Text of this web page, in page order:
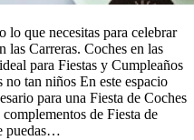
lo que necesitas para celebrar
las Carreras. Coches en las
para Fiestas y Cumpleaños
no tan niños En este espacio
para una Fiesta de Coches
de Fiesta de
puedas…